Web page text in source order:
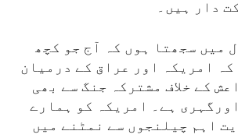
دار ہیں۔
میں سجھتا ہوں کہ آج جو کچھ
کہ امریکہ اور عراق کے درمیان
کے خلاف مشترکہ جنگ سے بھی
ہے۔ امریکہ کو ہمارے
اہم چیلنجوں سے نمٹنے میں